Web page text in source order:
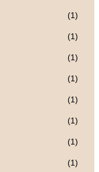
(1)
(1)
(1)
(1)
(1)
(1)
(1)
(1)